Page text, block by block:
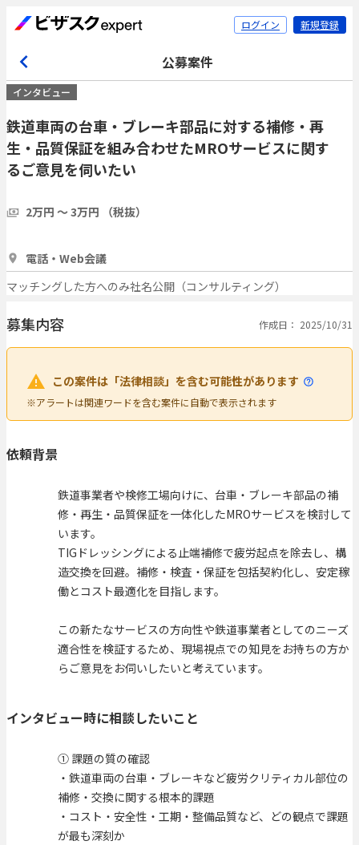
ログイン 新規登録
公募案件
インタビュー
鉄道車両の台車・ブレーキ部品に対する補修・再
生・品質保証を組み合わせたMROサービスに関す
るご意見を伺いたい
2万円 〜 3万円 （税抜）
電話・Web会議
マッチングした方へのみ社名公開（コンサルティング）
募集内容 作成日： 2025/10/31
この案件は「法律相談」を含む可能性があります
※アラートは関連ワードを含む案件に自動で表示されます
依頼背景
鉄道事業者や検修工場向けに、台車・ブレーキ部品の補
修・再生・品質保証を一体化したMROサービスを検討して
います。
TIGドレッシングによる止端補修で疲労起点を除去し、構
造交換を回避。補修・検査・保証を包括契約化し、安定稼
働とコスト最適化を目指します。
この新たなサービスの方向性や鉄道事業者としてのニーズ
適合性を検証するため、現場視点での知見をお持ちの方か
らご意見をお伺いしたいと考えています。
インタビュー時に相談したいこと
① 課題の質の確認
・鉄道車両の台車・ブレーキなど疲労クリティカル部位の
補修・交換に関する根本的課題
・コスト・安全性・工期・整備品質など、どの観点で課題
が最も深刻か